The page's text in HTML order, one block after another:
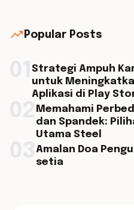
trending_up Popular Posts
Strategi Ampuh
untuk
Aplikasi di Play
Memahami
dan Spandek:
Utama Steel
Amalan Doa
setia